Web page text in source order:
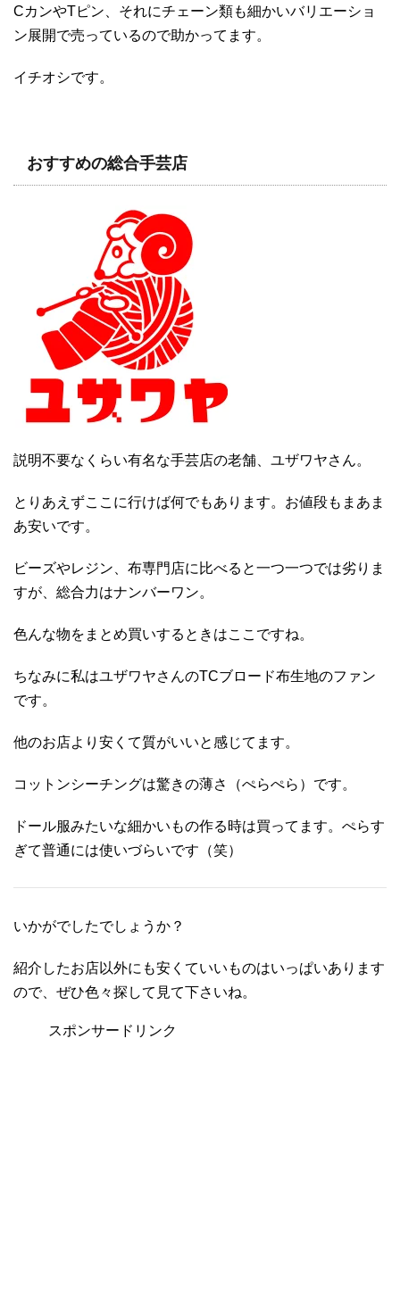
CカンやTピン、それにチェーン類も細かいバリエーショ
ン展開で売っているので助かってます。
イチオシです。
おすすめの総合手芸店
説明不要なくらい有名な手芸店の老舗、ユザワヤさん。
とりあえずここに行けば何でもあります。お値段もまあま
あ安いです。
ビーズやレジン、布専門店に比べると一つ一つでは劣りま
すが、総合力はナンバーワン。
色んな物をまとめ買いするときはここですね。
ちなみに私はユザワヤさんのTCブロード布生地のファン
です。
他のお店より安くて質がいいと感じてます。
コットンシーチングは驚きの薄さ（ぺらぺら）です。
ドール服みたいな細かいもの作る時は買ってます。ぺらす
ぎて普通には使いづらいです（笑）
いかがでしたでしょうか？
紹介したお店以外にも安くていいものはいっぱいあります
ので、ぜひ色々探して見て下さいね。
スポンサードリンク